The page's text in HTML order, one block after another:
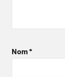
Nom*